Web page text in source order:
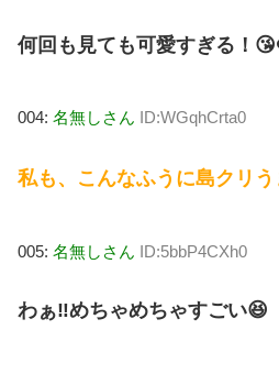
何回も見ても可愛すぎる！
004: 名無しさん ID:WGqhCrta0
私も、こんなふうに島クリ
005: 名無しさん ID:5bbP4CXh0
わぁ‼︎めちゃめちゃすごい😆